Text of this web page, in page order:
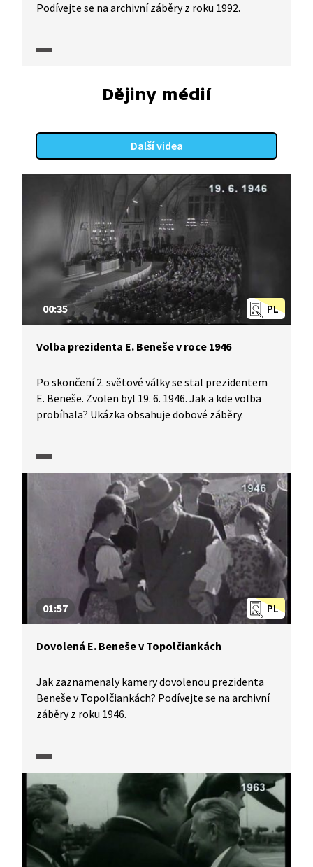
Podívejte se na archivní záběry z roku 1992.
Dějiny médií
Další videa
PL
00:35
Volba prezidenta E. Beneše v roce 1946
Po skončení 2. světové války se stal prezidentem
E. Beneše. Zvolen byl 19. 6. 1946. Jak a kde volba
probíhala? Ukázka obsahuje dobové záběry.
PL
01:57
Dovolená E. Beneše v Topolčiankách
Jak zaznamenaly kamery dovolenou prezidenta
Beneše v Topolčiankách? Podívejte se na archivní
záběry z roku 1946.